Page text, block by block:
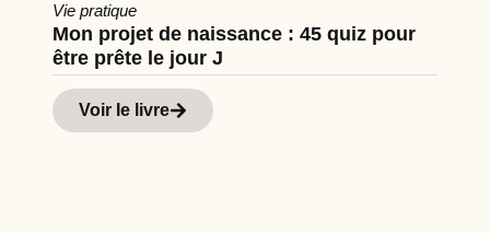
Vie pratique
Mon projet de naissance : 45 quiz pour
être prête le jour J
Voir le livre